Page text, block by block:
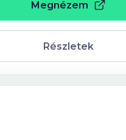
Megnézem
Részletek